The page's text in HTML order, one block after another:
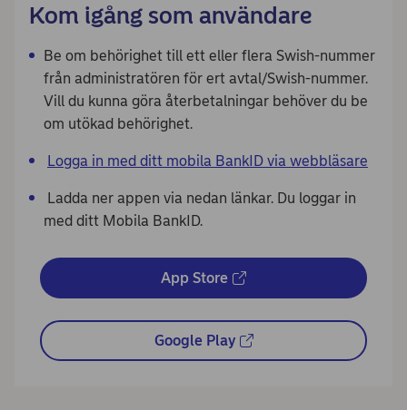
Kom igång som användare
Be om behörighet till ett eller flera Swish-nummer
från administratören för ert avtal/Swish-nummer.
Vill du kunna göra återbetalningar behöver du be
om utökad behörighet.
Logga in med ditt mobila BankID via webbläsare
Ladda ner appen via nedan länkar. Du loggar in
med ditt Mobila BankID.
App Store
Google Play